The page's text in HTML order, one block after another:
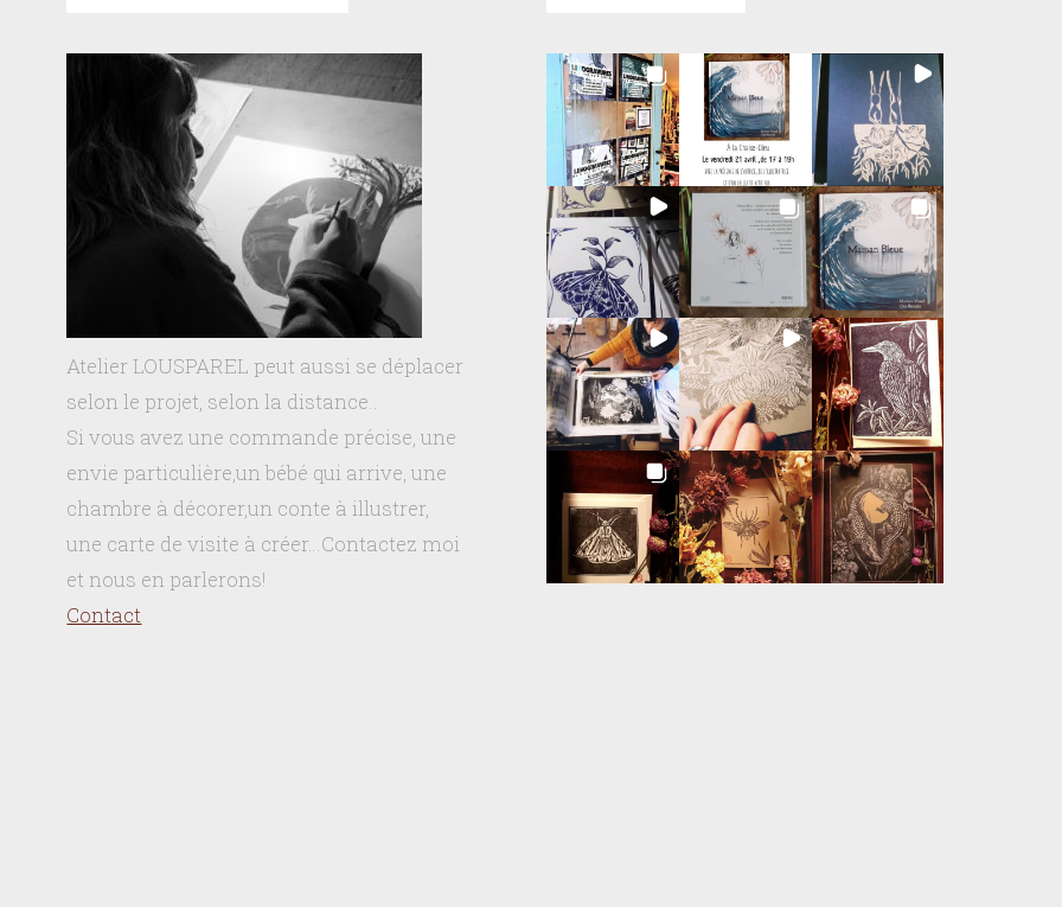
Atelier LOUSPAREL peut aussi se déplacer
selon le projet, selon la distance..
Si vous avez une commande précise, une
envie particulière,un bébé qui arrive, une
chambre à décorer,un conte à illustrer,
une carte de visite à créer…Contactez moi
et nous en parlerons!
Contact